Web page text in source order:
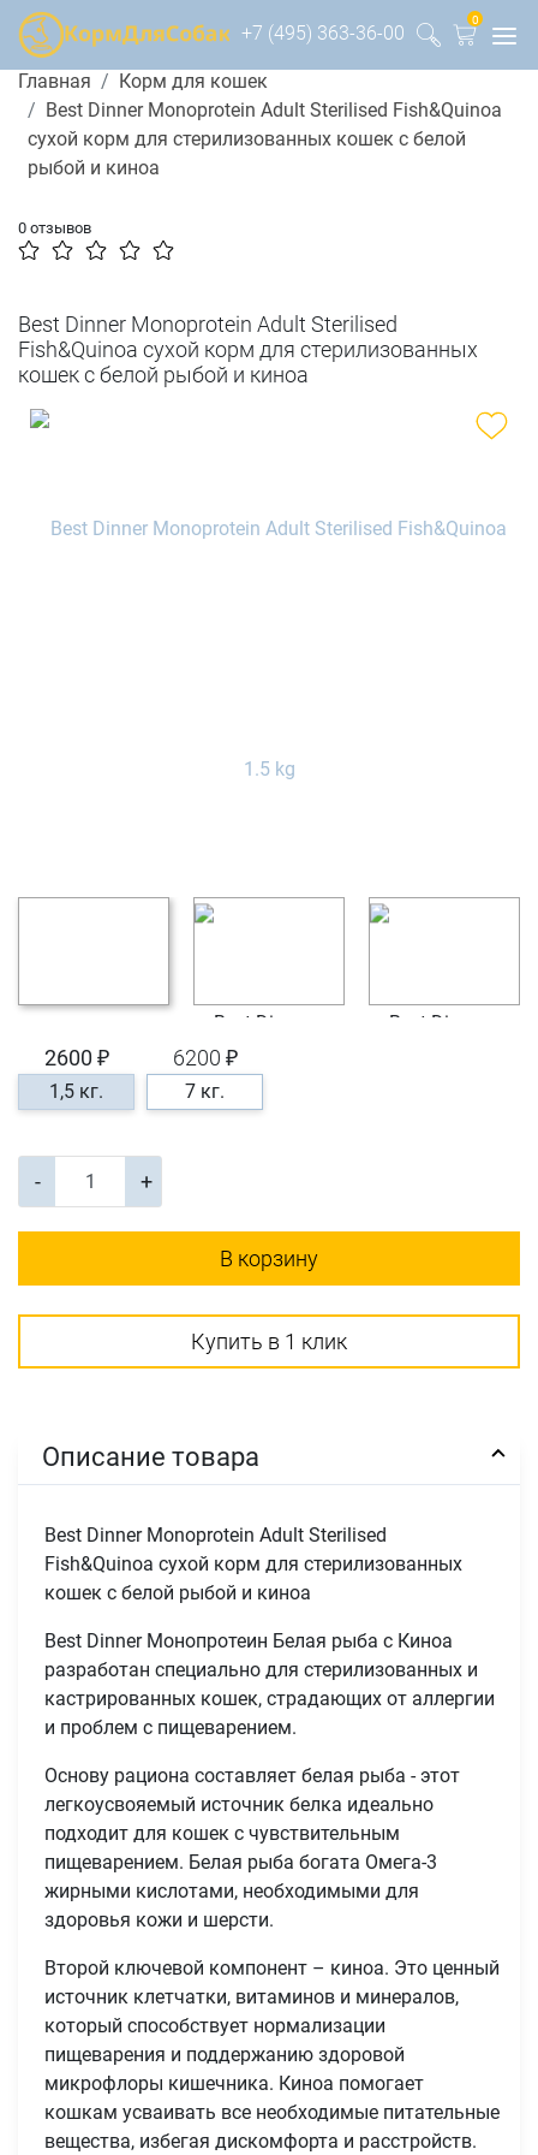
+7 (495) 363-36-00
0
Главная
Корм для кошек
Best Dinner Monoprotein Adult Sterilised Fish&Quinoa
сухой корм для стерилизованных кошек с белой
рыбой и киноа
0 отзывов
Best Dinner Monoprotein Adult Sterilised
Fish&Quinoa сухой корм для стерилизованных
кошек с белой рыбой и киноа
2600 ₽
1,5 кг.
6200 ₽
7 кг.
- +
В корзину
Купить в 1 клик
Описание товара
Best Dinner Monoprotein Adult Sterilised
Fish&Quinoa сухой корм для стерилизованных
кошек с белой рыбой и киноа
Best Dinner Монопротеин Белая рыба с Киноа
разработан специально для стерилизованных и
кастрированных кошек, страдающих от аллергии
и проблем с пищеварением.
Основу рациона составляет белая рыба - этот
легкоусвояемый источник белка идеально
подходит для кошек с чувствительным
пищеварением. Белая рыба богата Омега-3
жирными кислотами, необходимыми для
здоровья кожи и шерсти.
Второй ключевой компонент – киноа. Это ценный
источник клетчатки, витаминов и минералов,
который способствует нормализации
пищеварения и поддержанию здоровой
микрофлоры кишечника. Киноа помогает
кошкам усваивать все необходимые питательные
вещества, избегая дискомфорта и расстройств.